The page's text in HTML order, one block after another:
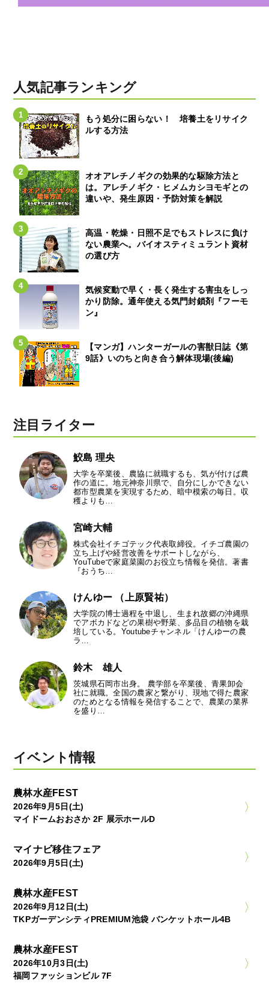
人気記事ランキング
もう処分に困らない！ 培養土をリサイク
ルする方法
オオアレチノギクの効果的な駆除方法と
は。アレチノギク・ヒメムカシヨモギとの
違いや、発生原因・予防対策を解説
高温・乾燥・日照不足でもストレスに負け
ない農業へ。バイオスティミュラント資材
の選び方
気候変動で早く・長く発生する害虫をしっ
かり防除。通年使える気門封鎖剤『フーモ
ン』
【マンガ】ハンターガールの害獣日誌《第
9話》いのちと向き合う解体現場(後編)
注目ライター
鮫島 理央
大学を卒業後、農協に就職するも、気が付けば農
作の道に。地元神奈川県で、自分にしかできない
都市型農業を実現するため、暗中模索の毎日。収
穫よりも…
宮崎大輔
株式会社イチゴテック代表取締役。イチゴ農園の
立ち上げや経営改善をサポートしながら、
YouTubeで家庭菜園のお役立ち情報を発信。著書
『おうち…
けんゆー （上原賢祐）
大学院の博士過程を中退し、生まれ故郷の沖縄県
でアボカドなどの果樹や野菜、多品目の植物を栽
培している。Youtubeチャンネル「けんゆーの農
ラ…
鈴木 雄人
茨城県石岡市出身。 農学部を卒業後、青果卸会
社に就職。全国の農家と繋がり、現地で得た農家
のためとなる情報を発信することで、農業の業界
を盛り…
イベント情報
農林水産FEST
2026年9月5日(土)
マイドームおおさか 2F 展示ホールD
マイナビ移住フェア
2026年9月5日(土)
農林水産FEST
2026年9月12日(土)
TKPガーデンシティPREMIUM池袋 バンケットホール4B
農林水産FEST
2026年10月3日(土)
福岡ファッションビル 7F